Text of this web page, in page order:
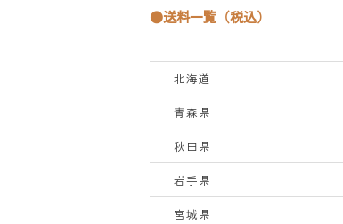
●送料一覧（税込）
北海道
青森県
秋田県
岩手県
宮城県